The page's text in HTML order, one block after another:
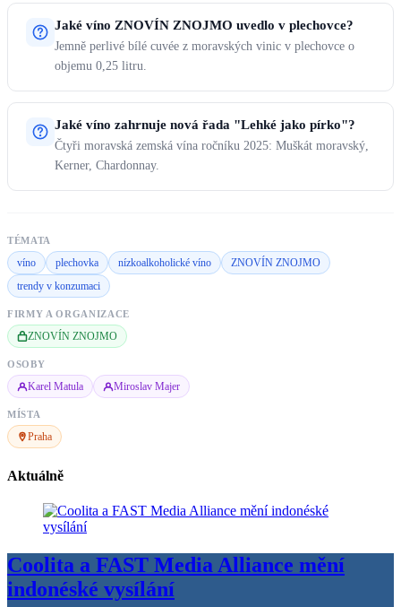
Jaké víno ZNOVÍN ZNOJMO uvedlo v plechovce?
Jemně perlivé bílé cuvée z moravských vinic v plechovce o
objemu 0,25 litru.
Jaké víno zahrnuje nová řada "Lehké jako pírko"?
Čtyři moravská zemská vína ročníku 2025: Muškát moravský,
Kerner, Chardonnay.
TÉMATA
víno plechovka nízkoalkoholické víno
ZNOVÍN ZNOJMO
trendy v konzumaci
FIRMY A ORGANIZACE
ZNOVÍN ZNOJMO
OSOBY
Karel Matula Miroslav Majer
MÍSTA
Praha
Aktuálně
Coolita a FAST Media Alliance mění
indonéské vysílání